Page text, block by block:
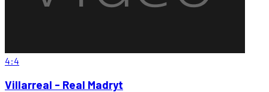
4:4
Villarreal - Real Madryt